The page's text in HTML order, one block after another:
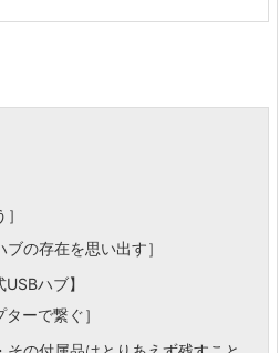
ブの存在を思い出す］
ハブ】
ーで繋ぐ］